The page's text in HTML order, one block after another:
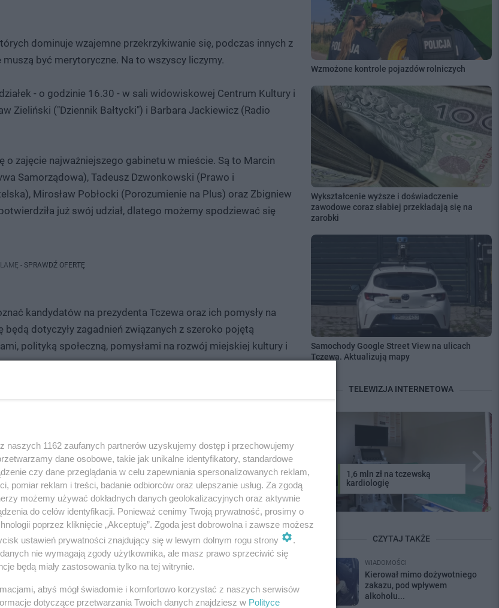
dominuje wzajemne przekrzykiwanie się, podczas innych z
być merytoryczne. Na to wszyscy liczymy.
- o godzinie 16.30 - w sali widowiskowej Centrum Kultury i
Zieliński ("Dziennik Bałtycki") i Barbara Jackiewicz (Radio
zajęcie najważniejszego gabinetu w mieście. Są to Marcin
Samorządowa), Tadeusz Dzwonkowski (Prawo i
Mirosław Pobłocki (Porozumienie na Plus) oraz Zbigniew
już swój udział, dlatego możemy spodziewać się
- SPRAWDŹ OFERTĘ
kandydatów na prezydenta Tczewa oraz ich pomysły na
dotyczyły zagadnień związanych z szeroko pojętą
polityką społeczną, pomysłami na rozwój miejskiej kultury i
do przysyłania propozycji swoich pytań do kandydatów
aktorom debaty.
zastrzegają sobie prawo do ich weryfikacji i wyboru.
21 października, zaś druga 4 listopada. Kto powalczy o fotel
Wzmożone kontrole pojazdów rolniczych
Wykształcenie wyższe i doświadczenie
zawodowe coraz słabiej przekładają się na
zarobki
Samochody Google Street View na ulicach
Tczewa. Aktualizują mapy
TELEWIZJA INTERNETOWA
1,6 mln zł na tczewską
kardiologię
CZYTAJ TAKŻE
WIADOMOŚCI
Kierował mimo dożywotniego
zakazu, pod wpływem
alkoholu...
naszych 1162 zaufanych partnerów uzyskujemy dostęp i przechowujemy
dane osobowe, takie jak unikalne identyfikatory, standardowe
czy dane przeglądania w celu zapewniania spersonalizowanych reklam,
pomiar reklam i treści, badanie odbiorców oraz ulepszanie usług. Za zgodą
możemy używać dokładnych danych geolokalizacyjnych oraz aktywnie
do celów identyfikacji. Ponieważ cenimy Twoją prywatność, prosimy o
poprzez kliknięcie „Akceptuję”. Zgoda jest dobrowolna i zawsze możesz
ustawień prywatności znajdujący się w lewym dolnym rogu strony
.
nie wymagają zgody użytkownika, ale masz prawo sprzeciwić się
będą miały zastosowania tylko na tej witrynie.
abyś mógł świadomie i komfortowo korzystać z naszych serwisów
dotyczące przetwarzania Twoich danych znajdziesz w Polityce